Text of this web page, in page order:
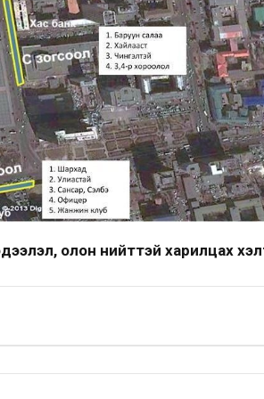
олон нийттэй харилцах